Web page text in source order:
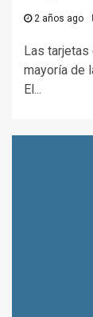
2 años ago
Las tarjetas
mayoría de
El...